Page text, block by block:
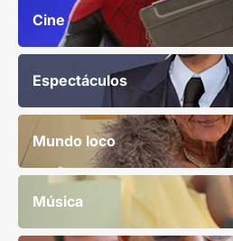
Cine
Espectáculos
Mundo loco
Música